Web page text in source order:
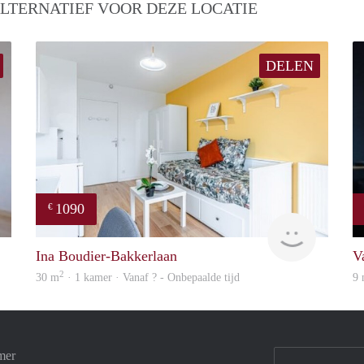
VOOR DEZE LOCATIE
finder
DELEN
€ 1090
Ina Boudier-Bakkerlaan
30 m2 · 1 kamer · Vanaf ? - Onbepaalde tijd 9